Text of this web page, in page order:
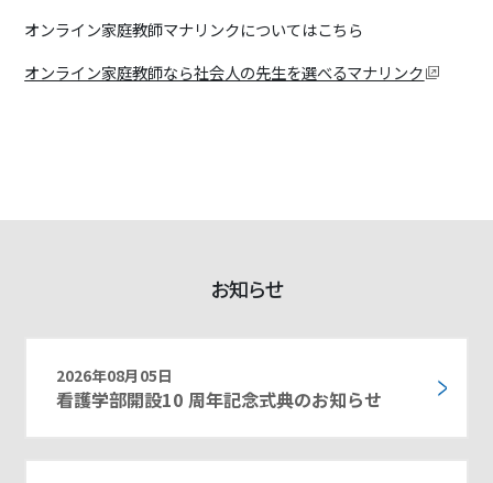
オンライン家庭教師マナリンクについてはこちら
オンライン家庭教師なら社会人の先生を選べるマナリンク
お知らせ
2026年08月05日
看護学部開設10 周年記念式典のお知らせ